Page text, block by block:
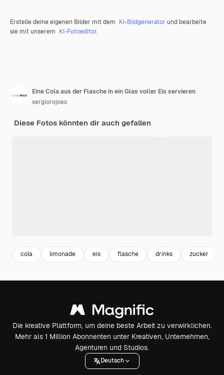
Erstelle deine eigenen Bilder mit dem KI-Bildgenerator und bearbeite
sie mit unserem KI-Fotoeditor.
Eine Cola aus der Flasche in ein Glas voller Eis servieren
sergiorojoes
Diese Fotos könnten dir auch gefallen
cola limonade eis flasche drinks zucker
Die kreative Plattform, um deine beste Arbeit zu verwirklichen.
Mehr als 1 Million Abonnenten unter Kreativen, Unternehmen,
Agenturen und Studios.
Deutsch